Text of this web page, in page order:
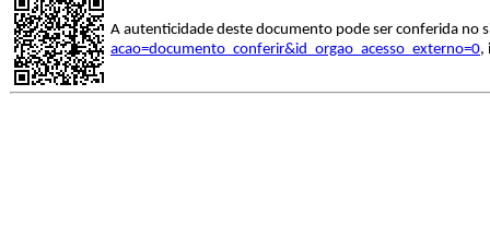
A autenticidade deste documento pode ser conferida no
acao=documento_conferir&id_orgao_acesso_externo=0,